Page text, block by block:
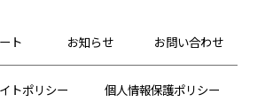
ト お知らせ お問い合わせ
トポリシー 個人情報保護ポリシー